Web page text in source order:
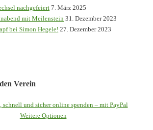
nachgefeiert 7. März 2025
mit Meilenstein 31. Dezember 2023
bei Simon Hegele! 27. Dezember 2023
Verein
Weitere Optionen